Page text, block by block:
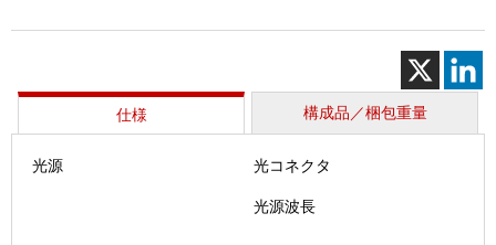
ッ
ト
（TK-
仕様 構成品／梱包重量
光源 光コネクタ
光源波長